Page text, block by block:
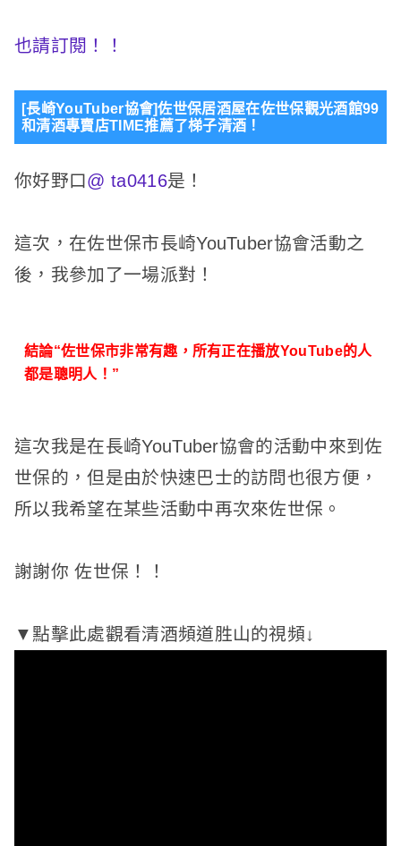
也請訂閱！ ！
[長崎YouTuber協會]佐世保居酒屋在佐世保觀光酒館99
和清酒專賣店TIME推薦了梯子清酒！
你好野口@ ta0416是！
這次，在佐世保市長崎YouTuber協會活動之
後，我參加了一場派對！
結論“佐世保市非常有趣，所有正在播放YouTube的人
都是聰明人！”
這次我是在長崎YouTuber協會的活動中來到佐
世保的，但是由於快速巴士的訪問也很方便，
所以我希望在某些活動中再次來佐世保。
謝謝你佐世保！ ！
▼點擊此處觀看清酒頻道胜山的視頻↓